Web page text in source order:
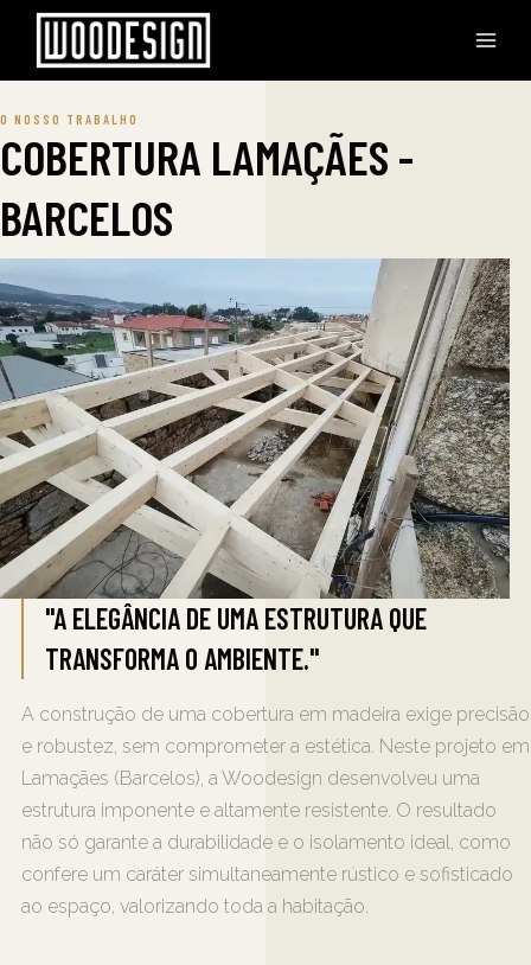
O NOSSO TRABALHO
COBERTURA LAMAÇÃES -
BARCELOS
"A ELEGÂNCIA DE UMA ESTRUTURA QUE
TRANSFORMA O AMBIENTE."
A construção de uma cobertura em madeira exige precisão
e robustez, sem comprometer a estética. Neste projeto em
Lamaçães (Barcelos), a Woodesign desenvolveu uma
estrutura imponente e altamente resistente. O resultado
não só garante a durabilidade e o isolamento ideal, como
confere um caráter simultaneamente rústico e sofisticado
ao espaço, valorizando toda a habitação.